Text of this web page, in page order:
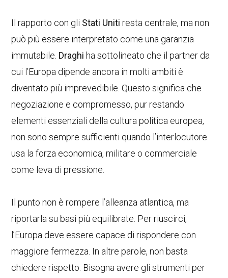
Il rapporto con gli Stati Uniti resta centrale, ma non
può più essere interpretato come una garanzia
immutabile. Draghi ha sottolineato che il partner da
cui l’Europa dipende ancora in molti ambiti è
diventato più imprevedibile. Questo significa che
negoziazione e compromesso, pur restando
elementi essenziali della cultura politica europea,
non sono sempre sufficienti quando l’interlocutore
usa la forza economica, militare o commerciale
come leva di pressione.
Il punto non è rompere l’alleanza atlantica, ma
riportarla su basi più equilibrate. Per riuscirci,
l’Europa deve essere capace di rispondere con
maggiore fermezza. In altre parole, non basta
chiedere rispetto. Bisogna avere gli strumenti per